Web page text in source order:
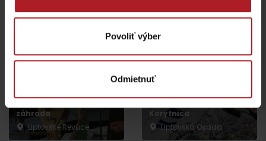
Povoliť výber
Odmietnuť
záhrada
Liptovské Revúce
Korytnica
Liptovská Osada